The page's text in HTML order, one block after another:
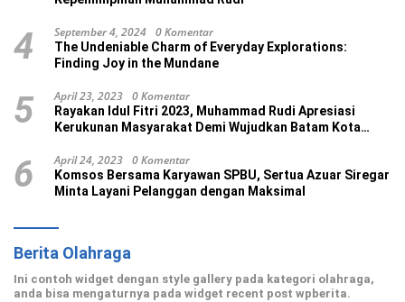
4 September 4, 2024 0 Komentar
The Undeniable Charm of Everyday Explorations:
Finding Joy in the Mundane
5 April 23, 2023 0 Komentar
Rayakan Idul Fitri 2023, Muhammad Rudi Apresiasi
Kerukunan Masyarakat Demi Wujudkan Batam Kota
6 April 24, 2023 0 Komentar
Komsos Bersama Karyawan SPBU, Sertua Azuar Siregar
Minta Layani Pelanggan dengan Maksimal
Berita Olahraga
Ini contoh widget dengan style gallery pada kategori olahraga,
anda bisa mengaturnya pada widget recent post wpberita.